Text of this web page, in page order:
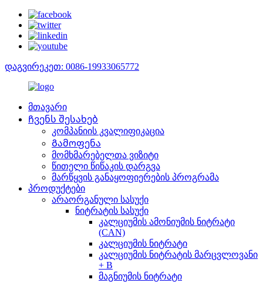
დაგვირეკეთ: 0086-19933065772
მთავარი
Ჩვენს შესახებ
კომპანიის კვალიფიკაცია
Გამოფენა
მომხმარებელთა ვიზიტი
წითელი წიწაკის დარგვა
მარწყვის განაყოფიერების პროგრამა
პროდუქტები
არაორგანული სასუქი
ნიტრატის სასუქი
კალციუმის ამონიუმის ნიტრატი
(CAN)
კალციუმის ნიტრატი
კალციუმის ნიტრატის მარცვლოვანი
+ B
მაგნიუმის ნიტრატი